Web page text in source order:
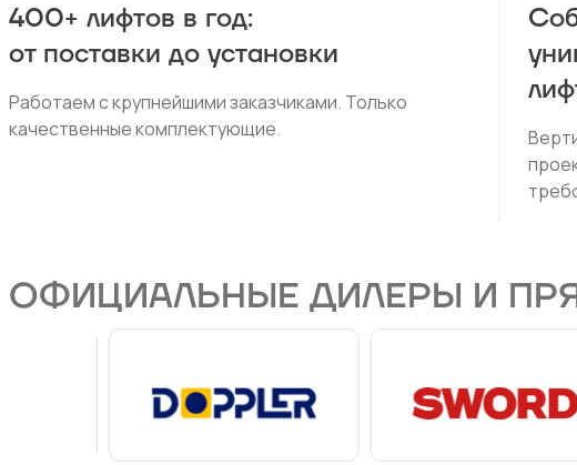
400+ лифтов в год:
от поставки до установки
Работаем с крупнейшими заказчиками. Только
качественные комплектующие.
ОФИЦИАЛЬНЫЕ ДИЛЕРЫ И